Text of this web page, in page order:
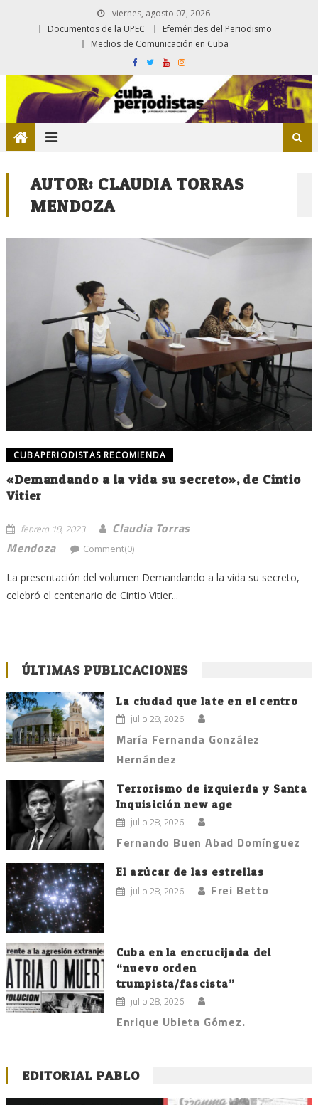
viernes, agosto 07, 2026
Documentos de la UPEC
Efemérides del Periodismo
Medios de Comunicación en Cuba
AUTOR: CLAUDIA TORRAS
MENDOZA
CUBAPERIODISTAS RECOMIENDA
«Demandando a la vida su secreto», de Cintio
Vitier
febrero 18, 2023
Claudia Torras
Mendoza
Comment(0)
La presentación del volumen Demandando a la vida su secreto,
celebró el centenario de Cintio Vitier...
ÚLTIMAS PUBLICACIONES
La ciudad que late en el centro
julio 28, 2026
María Fernanda González
Hernández
Terrorismo de izquierda y Santa
Inquisición new age
julio 28, 2026
Fernando Buen Abad Domínguez
El azúcar de las estrellas
julio 28, 2026 Frei Betto
Cuba en la encrucijada del
“nuevo orden
trumpista/fascista”
julio 28, 2026
Enrique Ubieta Gómez.
EDITORIAL PABLO